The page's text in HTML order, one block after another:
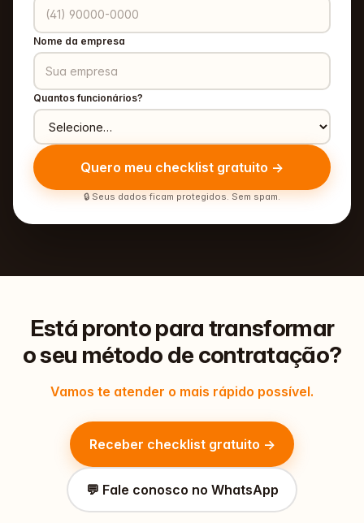
Nome da empresa
Quantos funcionários?
Quero meu checklist gratuito →
🔒 Seus dados ficam protegidos. Sem spam.
Está pronto para transformar
o seu método de contratação?
Vamos te atender o mais rápido possível.
Receber checklist gratuito →
💬 Fale conosco no WhatsApp